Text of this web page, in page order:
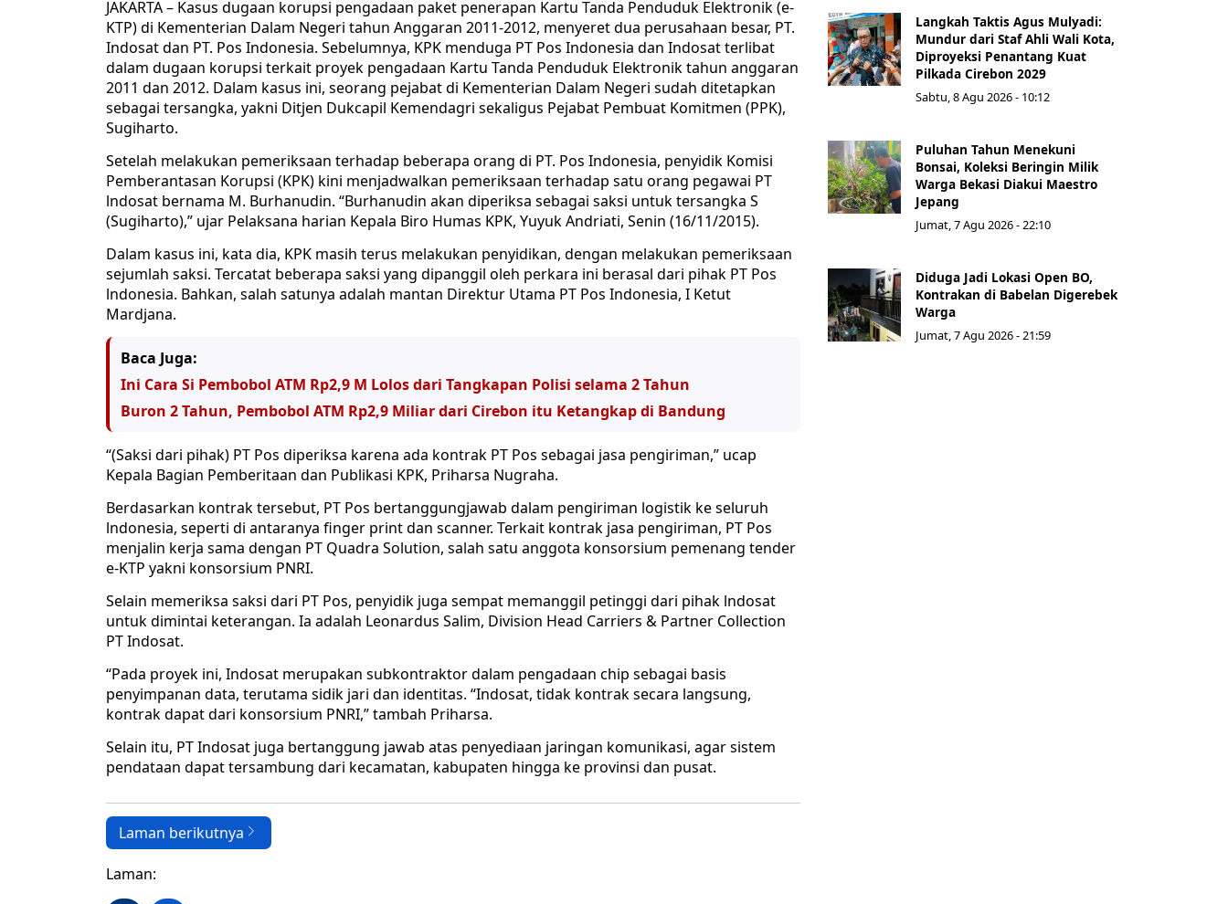
JAKARTA – Kasus dugaan korupsi pengadaan paket penerapan Kartu Tanda Penduduk Elektronik (e-
KTP) di Kementerian Dalam Negeri tahun Anggaran 2011-2012, menyeret dua perusahaan besar, PT.
Indosat dan PT. Pos Indonesia. Sebelumnya, KPK menduga PT Pos Indonesia dan Indosat terlibat
dalam dugaan korupsi terkait proyek pengadaan Kartu Tanda Penduduk Elektronik tahun anggaran
2011 dan 2012. Dalam kasus ini, seorang pejabat di Kementerian Dalam Negeri sudah ditetapkan
sebagai tersangka, yakni Ditjen Dukcapil Kemendagri sekaligus Pejabat Pembuat Komitmen (PPK),
Sugiharto.
Setelah melakukan pemeriksaan terhadap beberapa orang di PT. Pos Indonesia, penyidik Komisi
Pemberantasan Korupsi (KPK) kini menjadwalkan pemeriksaan terhadap satu orang pegawai PT
lndosat bernama M. Burhanudin. “Burhanudin akan diperiksa sebagai saksi untuk tersangka S
(Sugiharto),” ujar Pelaksana harian Kepala Biro Humas KPK, Yuyuk Andriati, Senin (16/11/2015).
Dalam kasus ini, kata dia, KPK masih terus melakukan penyidikan, dengan melakukan pemeriksaan
sejumlah saksi. Tercatat beberapa saksi yang dipanggil oleh perkara ini berasal dari pihak PT Pos
lndonesia. Bahkan, salah satunya adalah mantan Direktur Utama PT Pos Indonesia, I Ketut
Mardjana.
Baca Juga:
Ini Cara Si Pembobol ATM Rp2,9 M Lolos dari Tangkapan Polisi selama 2 Tahun
Buron 2 Tahun, Pembobol ATM Rp2,9 Miliar dari Cirebon itu Ketangkap di Bandung
“(Saksi dari pihak) PT Pos diperiksa karena ada kontrak PT Pos sebagai jasa pengiriman,” ucap
Kepala Bagian Pemberitaan dan Publikasi KPK, Priharsa Nugraha.
Berdasarkan kontrak tersebut, PT Pos bertanggungjawab dalam pengiriman logistik ke seluruh
lndonesia, seperti di antaranya finger print dan scanner. Terkait kontrak jasa pengiriman, PT Pos
menjalin kerja sama dengan PT Quadra Solution, salah satu anggota konsorsium pemenang tender
e-KTP yakni konsorsium PNRI.
Selain memeriksa saksi dari PT Pos, penyidik juga sempat memanggil petinggi dari pihak lndosat
untuk dimintai keterangan. Ia adalah Leonardus Salim, Division Head Carriers & Partner Collection
PT Indosat.
“Pada proyek ini, Indosat merupakan subkontraktor dalam pengadaan chip sebagai basis
penyimpanan data, terutama sidik jari dan identitas. “Indosat, tidak kontrak secara langsung,
kontrak dapat dari konsorsium PNRI,” tambah Priharsa.
Selain itu, PT Indosat juga bertanggung jawab atas penyediaan jaringan komunikasi, agar sistem
pendataan dapat tersambung dari kecamatan, kabupaten hingga ke provinsi dan pusat.
Laman berikutnya
Laman:
Langkah Taktis Agus Mulyadi:
Mundur dari Staf Ahli Wali Kota,
Diproyeksi Penantang Kuat
Pilkada Cirebon 2029
Sabtu, 8 Agu 2026 - 10:12
Puluhan Tahun Menekuni
Bonsai, Koleksi Beringin Milik
Warga Bekasi Diakui Maestro
Jepang
Jumat, 7 Agu 2026 - 22:10
Diduga Jadi Lokasi Open BO,
Kontrakan di Babelan Digerebek
Warga
Jumat, 7 Agu 2026 - 21:59